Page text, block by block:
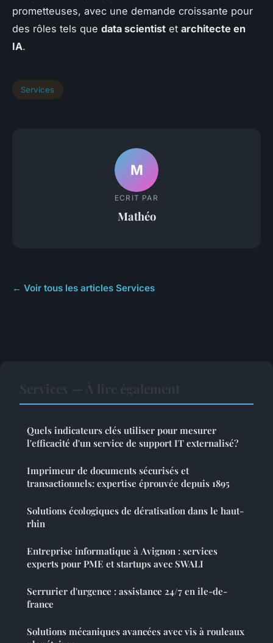
prometteuses, avec une demande croissante pour
des rôles tels que data scientist et architecte en
IA.
Services
M
ECRIT PAR
Mathéo
← Voir tous les articles Services
Quels indicateurs clés utiliser pour mesurer
l'efficacité d'un service de support IT externalisé?
Imprimeur de documents sécurisés et
transactionnels: expertise éprouvée depuis 1895
Solutions écologiques de dératisation dans le haut-
rhin
Entreprise informatique à Avignon : services
experts pour PME et startups avec SWALI
Serrurier d'urgence : assistance 24/7 en ile-de-
france
Solutions mécaniques avancées avec vis à rouleaux